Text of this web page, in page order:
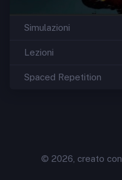
Simulazioni
Lezioni
Spaced Repetition
©2026, creato con